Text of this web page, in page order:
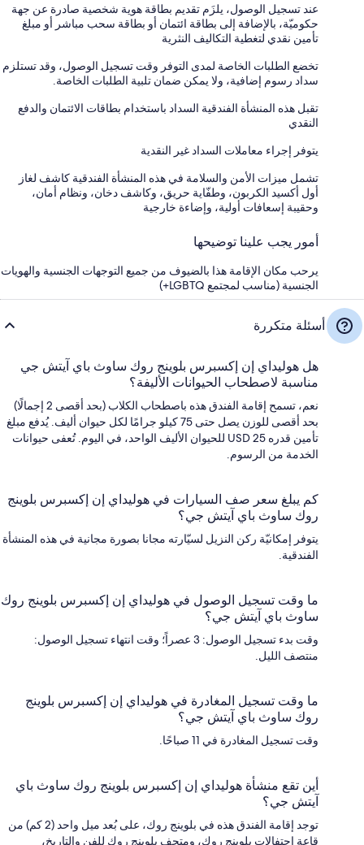
عند تسجيل الوصول، يلزَم تقديم بطاقة هوية شخصية صادرة عن جهة
حكوميّة، بالإضافة إلى بطاقة ائتمان أو بطاقة سحب مباشر أو مبلغ
تأمين نقدي لتغطية التكاليف النثرية
تخضع الطلبات الخاصة لمدى التوفر وقت تسجيل الوصول، وقد تستلزم
سداد رسوم إضافية، ولا يمكن ضمان تلبية الطلبات الخاصة.
تقبل هذه المنشأة الفندقية السداد باستخدام بطاقات الائتمان والدفع
النقدي
يتوفر إجراء معاملات السداد غير النقدية
تشمل ميزات الأمن والسلامة في هذه المنشأة الفندقية كاشف لغاز
أول أكسيد الكربون، وطفّاية حريق، وكاشف دخان، ونظام أمان،
وحقيبة إسعافات أولية، وإضاءة خارجية
أمور يجب علينا توضيحها
يرحب مكان الإقامة هذا بالضيوف من جميع التوجهات الجنسية والهويات
الجنسية (مناسب لمجتمع LGBTQ+)
أسئلة متكررة
هل هوليداي إن إكسبرس بلوينج روك ساوث باي آيتش جي
مناسبة لاصطحاب الحيوانات الأليفة؟
نعم، تسمح إقامة الفندق هذه باصطحاب الكلاب (بحد أقصى 2 إجمالًا)
بحد أقصى للوزن يصل حتى 75 كيلو جرامًا لكل حيوان أليف. يُدفع مبلغ
تأمين قدره USD 25 للحيوان الأليف الواحد، في اليوم. تُعفى حيوانات
الخدمة من الرسوم.
كم يبلغ سعر صف السيارات في هوليداي إن إكسبرس بلوينج
روك ساوث باي آيتش جي؟
يتوفر إمكانيّة ركن النزيل لسيّارته مجانا بصورة مجانية في هذه المنشأة
الفندقية.
ما وقت تسجيل الوصول في هوليداي إن إكسبرس بلوينج روك
ساوث باي آيتش جي؟
وقت بدء تسجيل الوصول: 3 عصراً؛ وقت انتهاء تسجيل الوصول:
منتصف الليل.
ما وقت تسجيل المغادرة في هوليداي إن إكسبرس بلوينج
روك ساوث باي آيتش جي؟
وقت تسجيل المغادرة في 11 صباحًا.
أين تقع منشأة هوليداي إن إكسبرس بلوينج روك ساوث باي
آيتش جي؟
توجد إقامة الفندق هذه في بلوينج روك، على بُعد ميل واحد (2 كم) من
قاعة احتفالات بلوينج روك، ومتحف بلوينج روك للفن والتاريخ،